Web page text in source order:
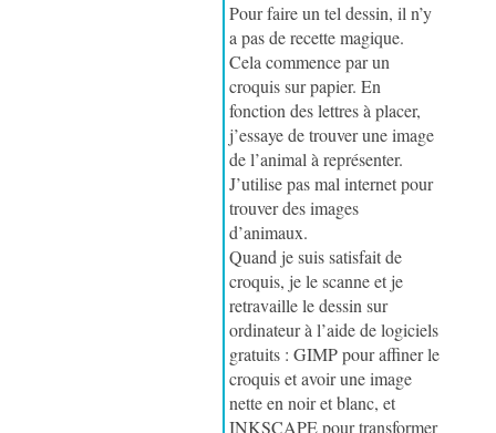
Pour faire un tel dessin, il n’y
a pas de recette magique.
Cela commence par un
croquis sur papier. En
fonction des lettres à placer,
j’essaye de trouver une image
de l’animal à représenter.
J’utilise pas mal internet pour
trouver des images
d’animaux.
Quand je suis satisfait de
croquis, je le scanne et je
retravaille le dessin sur
ordinateur à l’aide de logiciels
gratuits : GIMP pour affiner le
croquis et avoir une image
nette en noir et blanc, et
INKSCAPE pour transformer